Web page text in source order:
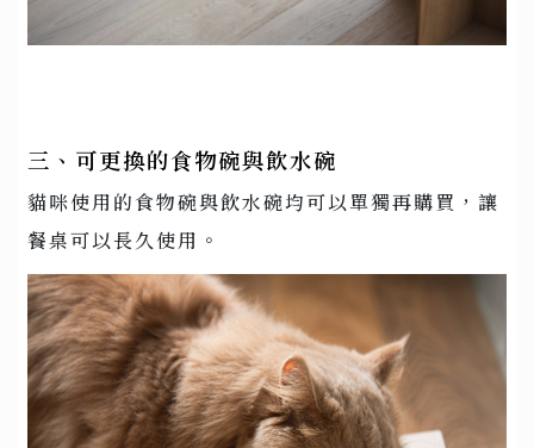
三、可更換的食物碗與飲水碗
貓咪使用的食物碗與飲水碗均可以單獨再購買，讓
餐桌可以長久使用。